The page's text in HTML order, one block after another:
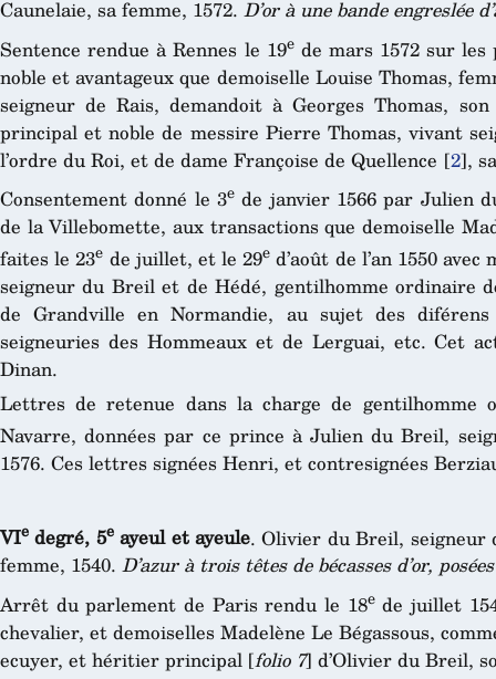
Caunelaie, sa femme, 1572. D’or à une bande engreslée
Sentence rendue à Rennes le 19ede mars 1572 sur les
noble et avantageux que demoiselle Louise Thomas,
seigneur de Rais, demandoit à Georges Thomas,
principal et noble de messire Pierre Thomas, vivant
l’ordre du Roi, et de dame Françoise de Quellence [2],
Consentement donné le 3e de janvier 1566 par Julien
de la Villebomette, aux transactions que demoiselle
faites le 23e de juillet, et le 29e d’août de l’an 1550
seigneur du Breil et de Hédé, gentilhomme ordinaire
de Grandville en Normandie, au sujet des
seigneuries des Hommeaux et de Lerguai, etc. Cet
Dinan.
Lettres de retenue dans la charge de
Navarre, données par ce prince à Julien du Breil,
1576. Ces lettres signées Henri, et contresignées
VIe degré, 5eayeul et ayeule. Olivier du Breil, seigneur
femme, 1540. D’azur à trois têtes de bécasses d’or,
Arrêt du parlement de Paris rendu le 18ede juillet
chevalier, et demoiselles Madelène Le Bégassous,
ecuyer, et héritier principal [folio 7] d’Olivier du Breil,